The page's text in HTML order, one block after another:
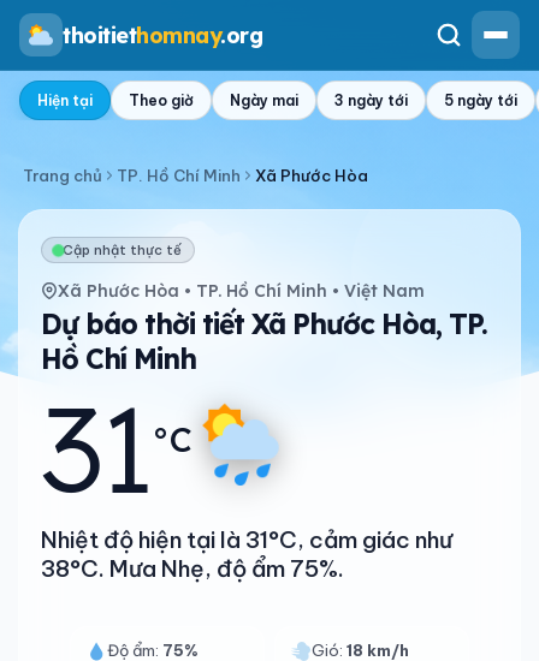
thoitiethomnay.org
Hiện tại Theo giờ Ngày mai 3 ngày tới 5 ngày tới
Trang chủ TP. Hồ Chí Minh Xã Phước Hòa
Cập nhật thực tế
Xã Phước Hòa • TP. Hồ Chí Minh • Việt Nam
Dự báo thời tiết Xã Phước Hòa, TP.
Hồ Chí Minh
31°C
Nhiệt độ hiện tại là 31°C, cảm giác như
38°C. Mưa Nhẹ, độ ẩm 75%.
Độ ẩm: 75% Gió:18 km/h